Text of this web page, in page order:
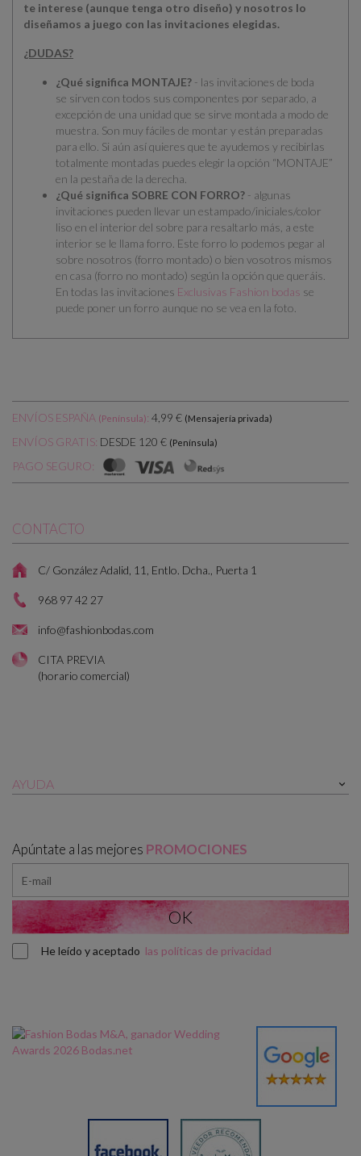
te interese (aunque tenga otro diseño) y nosotros lo
diseñamos a juego con las invitaciones elegidas.
¿DUDAS?
¿Qué significa MONTAJE? - las invitaciones de boda
se sirven con todos sus componentes por separado , a
excepción de una unidad que se sirve montada a modo de
muestra. Son muy fáciles de montar y están preparadas
para ello. Si aún así quieres que te ayudemos y recibirlas
totalmente montadas puedes elegir la opción “MONTAJE”
en la pestaña de la derecha.
¿Qué significa SOBRE CON FORRO? - algunas
invitaciones pueden llevar un estampado/iniciales/color
liso en el interior del sobre para resaltarlo más, a este
interior se le llama forro. Este forro lo podemos pegar al
sobre nosotros (forro montado) o bien vosotros mismos
en casa (forro no montado) según la opción que queráis.
En todas las invitaciones Exclusivas Fashion bodas se
puede poner un forro aunque no se vea en la foto.
ENVÍOS ESPAÑA (Península): 4,99 € (Mensajería privada)
ENVÍOS GRATIS: DESDE 120 € (Península)
PAGO SEGURO:
CONTACTO
C/ González Adalid, 11, Entlo. Dcha., Puerta 1
968 97 42 27
info@fashionbodas.com
CITA PREVIA
(horario comercial)
AYUDA 
Apúntate a las mejores PROMOCIONES
He leído y aceptado las políticas de privacidad